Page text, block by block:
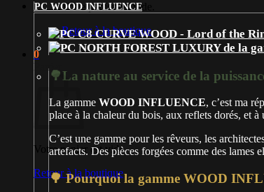
Votre panier est vide.
Retour à la boutique
0
Panier
Votre panier est vide.
Retour à la boutique
PC WOOD INFLUENCE
🌳La nature au service de la
La gamme WOOD INFLUENCE, c’est ma
place à la chaleur du bois, aux reflets dorés, et à
C’est une gamme pour les rêveurs, les
artefacts. Des pièces forgées comme des lames
🌳 Pourquoi la gamme WOOD